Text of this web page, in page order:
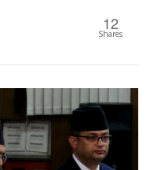
12
Shares